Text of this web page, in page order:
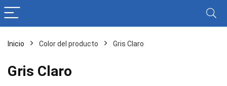
Inicio Color del producto Gris Claro
Gris Claro